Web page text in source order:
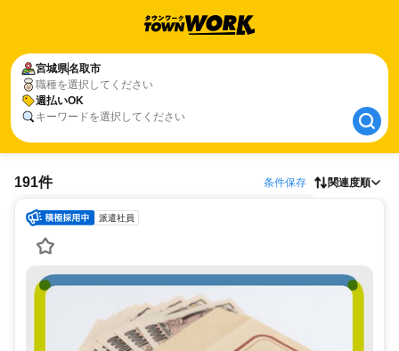
宮城県名取市
職種を選択してください
週払いOK
キーワードを選択してください
宮城県名取市
週払いOK
191件 条件保存 関連度順
派遣社員